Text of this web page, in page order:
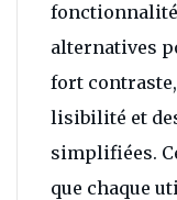
alternatives
fort
lisibilité et
simplifiées.
que chaque